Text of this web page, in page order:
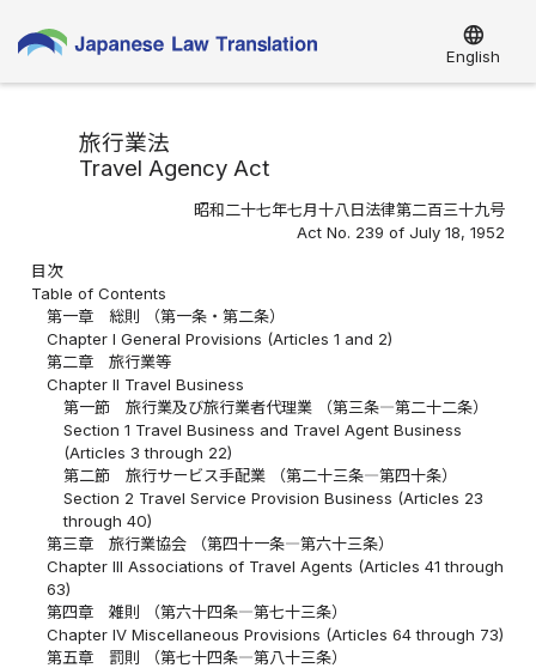
language
English
旅行業法
Travel Agency Act
昭和二十七年七月十八日法律第二百三十九号
Act No. 239 of July 18, 1952
目次
Table of Contents
第一章 総則 （第一条・第二条）
Chapter I General Provisions (Articles 1 and 2)
第二章 旅行業等
Chapter II Travel Business
第一節 旅行業及び旅行業者代理業 （第三条―第二十二条）
Section 1 Travel Business and Travel Agent Business
(Articles 3 through 22)
第二節 旅行サービス手配業 （第二十三条―第四十条）
Section 2 Travel Service Provision Business (Articles 23
through 40)
第三章 旅行業協会 （第四十一条―第六十三条）
Chapter III Associations of Travel Agents (Articles 41 through
63)
第四章 雑則 （第六十四条―第七十三条）
Chapter IV Miscellaneous Provisions (Articles 64 through 73)
第五章 罰則 （第七十四条―第八十三条）